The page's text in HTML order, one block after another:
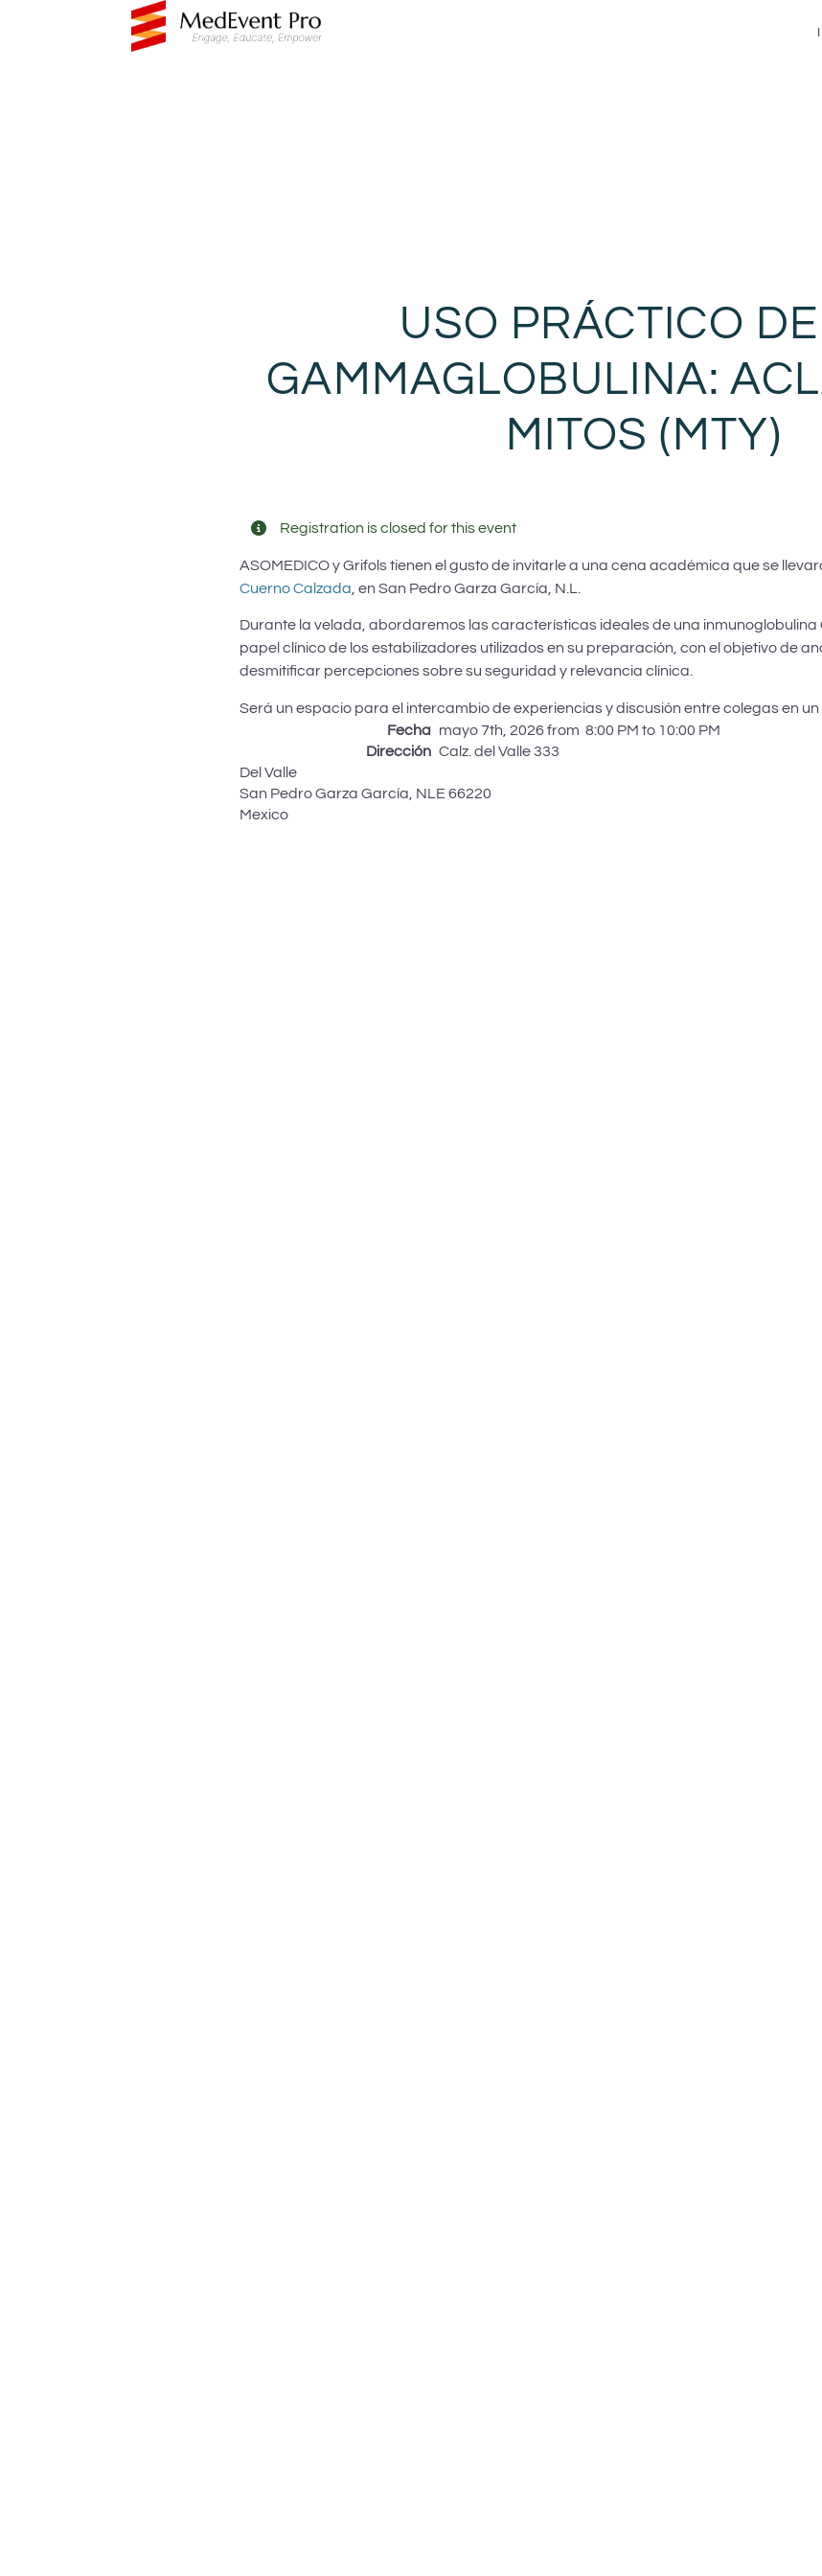
USO PRÁCTICO
GAMMAGLOBULINA:
MITOS (MTY)
Registration is closed for this event
ASOMEDICO y Grifols tienen el gusto de invitarle a una cena académica que se
Cuerno Calzada , en San Pedro Garza García, N.L.
Durante la velada, abordaremos las características ideales de una inmunoglobulina
papel clínico de los estabilizadores utilizados en su preparación, con el objetivo de
desmitificar percepciones sobre su seguridad y relevancia clínica.
Será un espacio para el intercambio de experiencias y discusión entre colegas en un
Fecha mayo 7th, 2026 from 8:00 PM to 10:00 PM
Dirección Calz. del Valle 333
Del Valle
San Pedro Garza García NLE 66220
Mexico